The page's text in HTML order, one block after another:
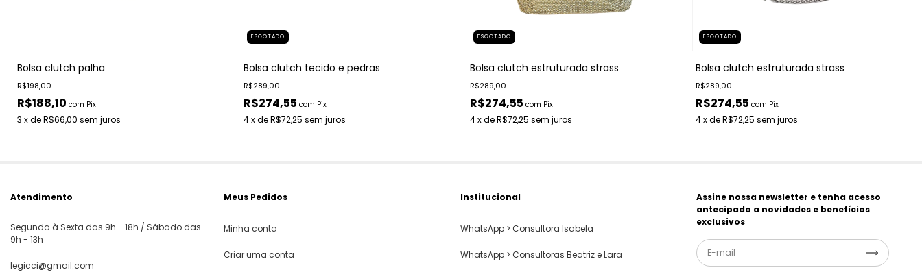
Bolsa clutch palha
R$198,00
R$188,10 com Pix
3 x deR$66,00 sem juros
ESGOTADO
Bolsa clutch tecido e pedras
R$289,00
R$274,55 com Pix
4x deR$72,25 sem juros
ESGOTADO
Bolsa clutch estruturada strass
R$289,00
R$274,55 com Pix
4 x deR$72,25 sem juros
ESGOTADO
Bolsa clutch estruturada strass
R$289,00
R$274,55com Pix
4x deR$72,25 sem juros
Assine nossa newsletter e tenha acesso
antecipado a novidades e benefícios
exclusivos
Institucional
WhatsApp > Consultora Isabela
WhatsApp > Consultoras Beatriz e Lara
Meus Pedidos
Minha conta
Criar uma conta
Atendimento
Segunda à Sexta das 9h - 18h / Sábado das
9h - 13h
legicci@gmail.com